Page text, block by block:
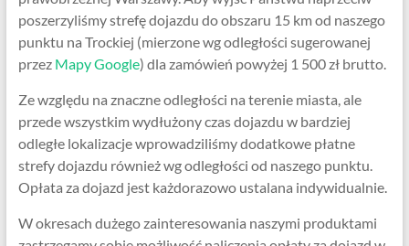
poszerzyliśmy strefę dojazdu do obszaru 15 km od naszego
punktu na Trockiej (mierzone wg odległości sugerowanej
przez Mapy Google) dla zamówień powyżej 1 500 zł brutto.
Ze względu na znaczne odległości na terenie miasta, ale
przede wszystkim wydłużony czas dojazdu w bardziej
odległe lokalizacje wprowadziliśmy dodatkowe płatne
strefy dojazdu również wg odległości od naszego punktu.
Opłata za dojazd jest każdorazowo ustalana indywidualnie.
W okresach dużego zainteresowania naszymi produktami